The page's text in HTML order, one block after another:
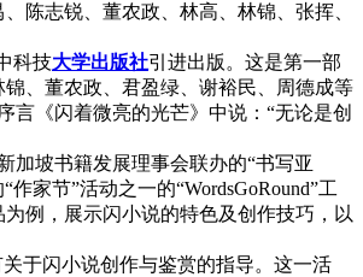
陈志锐、董农政、林高、林锦、张挥、
科技大学出版社引进出版。这是第一部
、董农政、君盈绿、谢裕民、周德成等
《闪着微亮的光芒》中说：“无论是创
加坡书籍发展理事会联办的“书写亚
家节”活动之一的“WordsGoRound”工
例，展示闪小说的特色及创作技巧，以
于闪小说创作与鉴赏的指导。这一活